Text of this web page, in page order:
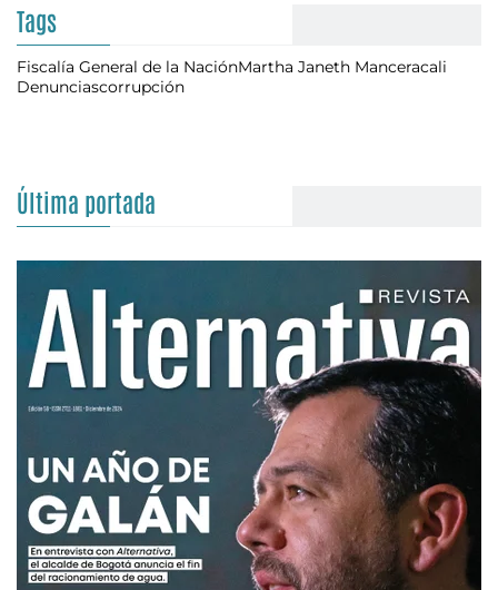
Tags
Fiscalía General de la NaciónMartha Janeth Manceracali
Denunciascorrupción
Última portada